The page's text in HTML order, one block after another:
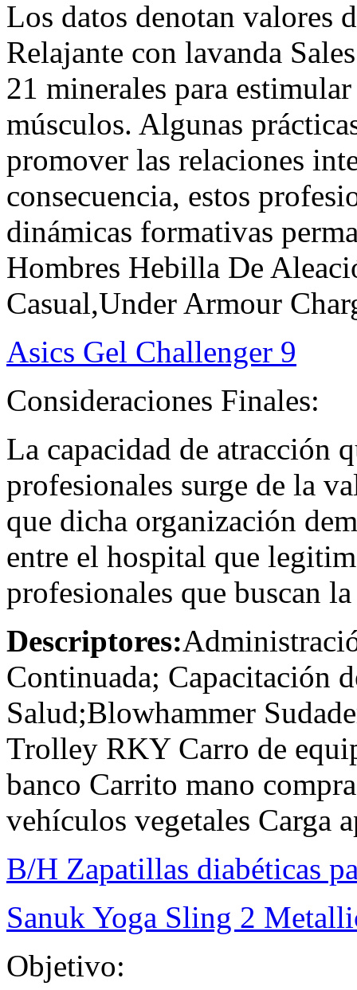
Los datos denotan valores
Relajante con lavanda
21 minerales para
músculos. Algunas
promover las relaciones
consecuencia, estos
dinámicas formativas
Hombres Hebilla De
Casual,Under Armour
Asics Gel Challenger 9
Consideraciones Finales:
La capacidad de atracción
profesionales surge de la
que dicha organización
entre el hospital que
profesionales que buscan
Descriptores:
Continuada; Capacitación
Salud;Blowhammer
Trolley RKY Carro de
banco Carrito mano
vehículos vegetales Carga
B/H Zapatillas diabéticas
Sanuk Yoga Sling 2
Objetivo: